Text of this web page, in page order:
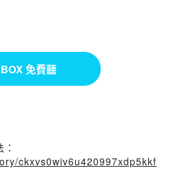
免費聽
ckxvs0wiv6u420997xdp5kkf